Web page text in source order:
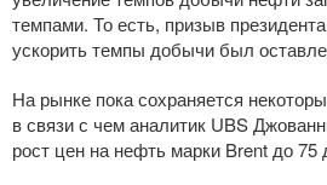
темпами. То есть, призыв
ускорить темпы добычи был
На рынке пока сохраняется
в связи с чем аналитик UBS
рост цен на нефть марки Brent до 75